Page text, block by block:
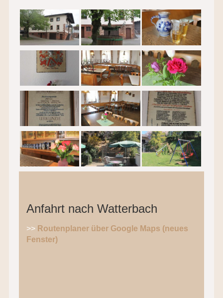
Anfahrt nach Watterbach
>> Routenplaner über Google Maps (neues
Fenster)